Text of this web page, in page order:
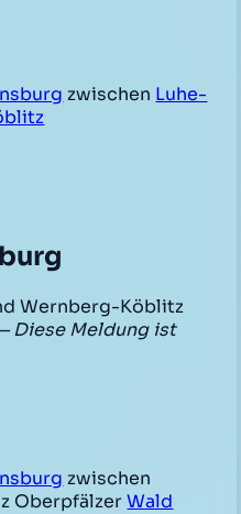
zwischen Luhe-
Wernberg-Köblitz
Diese Meldung ist
zwischen
OberpfälzerWald